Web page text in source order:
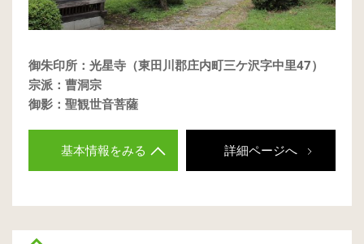
御朱印所：光星寺（東田川郡庄内町三ケ沢字中里47）
宗派：曹洞宗
御影：聖観世音菩薩
基本情報をみる 詳細ページへ